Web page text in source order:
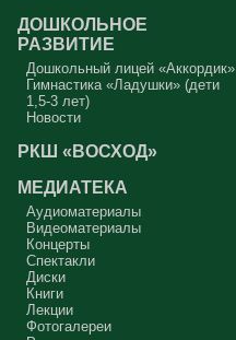
ДОШКОЛЬНОЕ
РАЗВИТИЕ
Дошкольный лицей «Аккордик»
Гимнастика «Ладушки» (дети
1,5-3 лет)
Новости
РКШ «ВОСХОД»
МЕДИАТЕКА
Аудиоматериалы
Видеоматериалы
Концерты
Спектакли
Диски
Книги
Лекции
Фотогалереи